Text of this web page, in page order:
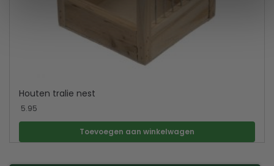
Houten tralie nest
5.95
Toevoegen aan winkelwagen